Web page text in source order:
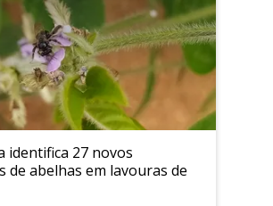
identifica 27 novos
de abelhas em lavouras de